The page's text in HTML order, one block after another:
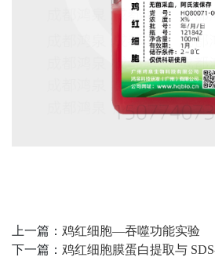
上一篇： 鸡红细胞—吞噬功能实验
下一篇： 鸡红细胞膜蛋白提取与